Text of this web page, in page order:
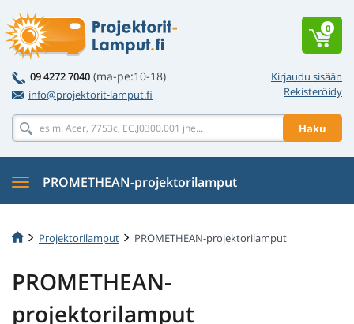
Kirjaudu sisään
Rekisteröidy
09 4272 7040 (ma-pe:10-18)
info@projektorit-lamput.fi
Haku
0
PROMETHEAN-projektorilamput
Projektorilamput PROMETHEAN-projektorilamput
PROMETHEAN-
projektorilamput